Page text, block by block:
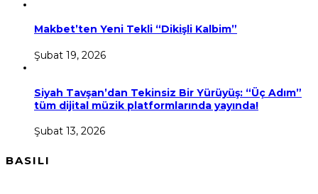
Makbet’ten Yeni Tekli “Dikişli Kalbim”
Şubat 19, 2026
Siyah Tavşan’dan Tekinsiz Bir Yürüyüş: “Üç Adım”
tüm dijital müzik platformlarında yayında!
Şubat 13, 2026
BASILI